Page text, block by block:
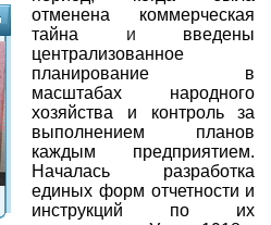
отменена коммерческая
тайна и введены
централизованное
планирование в
масштабах народного
хозяйства и контроль за
выполнением планов
каждым предприятием.
Началась разработка
единых форм отчетности и
инструкций по их